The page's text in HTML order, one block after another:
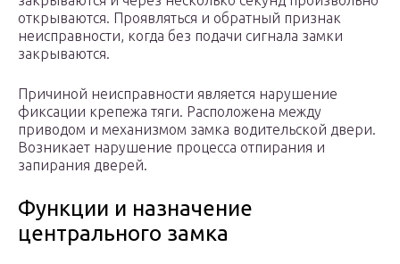
открываются. Проявляться и обратный признак
неисправности, когда без подачи сигнала замки
закрываются.
Причиной неисправности является нарушение
фиксации крепежа тяги. Расположена между
приводом и механизмом замка водительской двери.
Возникает нарушение процесса отпирания и
запирания дверей.
Функции и назначение
центрального замка